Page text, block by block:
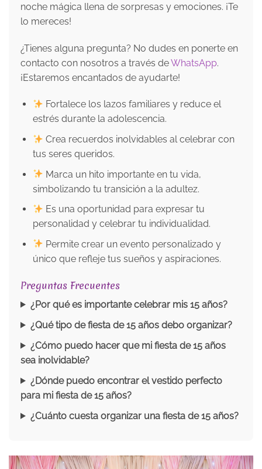
noche mágica llena de sorpresas y emociones. ¡Te
lo mereces!
¿Tienes alguna pregunta? No dudes en ponerte en
contacto con nosotros a través deWhatsApp.
¡Estaremos encantados de ayudarte!
Fortalece los lazos familiares y reduce el
estrés durante la adolescencia.
Crea recuerdos inolvidables al celebrar con
tus seres queridos.
Marca un hito importante en tu vida,
simbolizando tu transición a la adultez.
Es una oportunidad para expresar tu
personalidad y celebrar tu individualidad.
Permite crear un evento personalizado y
único que refleje tus sueños y aspiraciones.
Preguntas Frecuentes
¿Por qué es importante celebrar mis 15 años?
¿Qué tipo de fiesta de 15 años debo organizar?
¿Cómo puedo hacer que mi fiesta de 15 años
sea inolvidable?
¿Dónde puedo encontrar el vestido perfecto
para mi fiesta de 15 años?
¿Cuánto cuesta organizar una fiesta de 15 años?